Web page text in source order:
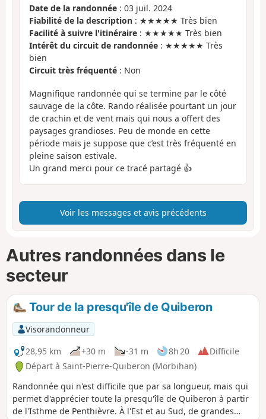
Date de la randonnée : 03 juil. 2024
Fiabilité de la description : ★★★★★ Très bien
Facilité à suivre l'itinéraire : ★★★★★ Très bien
Intérêt du circuit de randonnée : ★★★★★ Très
bien
Circuit très fréquenté : Non
Magnifique randonnée qui se termine par le côté
sauvage de la côte. Rando réalisée pourtant un jour
de crachin et de vent mais qui nous a offert des
paysages grandioses. Peu de monde en cette
période mais je suppose que c’est très fréquenté en
pleine saison estivale.
Un grand merci pour ce tracé partagé 👍
Voir les messages et avis précédents
Autres randonnées dans le
secteur
Tour de la presqu'île de Quiberon
Visorandonneur
28,95 km
+30 m -31 m 8h 20
Difficile
Départ à Saint-Pierre-Quiberon (Morbihan)
Randonnée qui n'est difficile que par sa longueur, mais qui
permet d'apprécier toute la presqu'île de Quiberon à partir
de l'Isthme de Penthièvre. À l'Est et au Sud, de grandes